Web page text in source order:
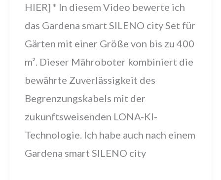
HIER] * In diesem Video bewerte ich
das Gardena smart SILENO city Set für
Gärten mit einer Größe von bis zu 400
m². Dieser Mähroboter kombiniert die
bewährte Zuverlässigkeit des
Begrenzungskabels mit der
zukunftsweisenden LONA-KI-
Technologie. Ich habe auch nach einem
Gardena smart SILENO city